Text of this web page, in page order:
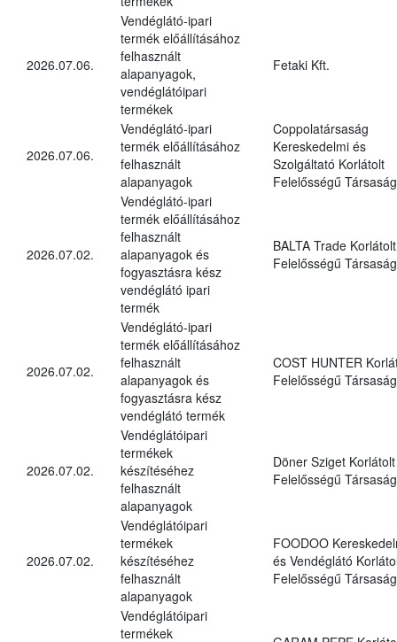
2026.07.06.
Vendéglátó-ipari
termék előállításához
felhasznált
alapanyagok,
vendéglátóipari
termékek
Fetaki Kft.
2026.07.06.
Vendéglátó-ipari
termék előállításához
felhasznált
alapanyagok
Coppolatársaság
Kereskedelmi és
Szolgáltató Korlátolt
Felelősségű Társaság
2026.07.02.
Vendéglátó-ipari
termék előállításához
felhasznált
alapanyagok és
fogyasztásra kész
vendéglátó ipari
termék
BALTA Trade Korlátolt
Felelősségű Társaság
2026.07.02.
Vendéglátó-ipari
termék előállításához
felhasznált
alapanyagok és
fogyasztásra kész
vendéglátó termék
COST HUNTER
Felelősségű Társaság
2026.07.02.
Vendéglátóipari
termékek
készítéséhez
felhasznált
alapanyagok
Döner Sziget Korlátolt
Felelősségű Társaság
2026.07.02.
Vendéglátóipari
termékek
készítéséhez
felhasznált
alapanyagok
FOODOO
és Vendéglátó
Felelősségű Társaság
Vendéglátóipari
termékek